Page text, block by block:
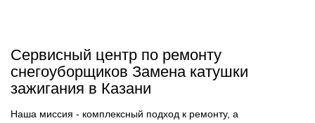
Чистка карбюратора
780 р
Замена/Pемонт шнека
1580 р
Замена/Pемонт
900 р
Сервисный центр по ремонту
снегоуборщиков Замена катушки
зажигания в Казани
Наша миссия - комплексный подход к ремонту, а